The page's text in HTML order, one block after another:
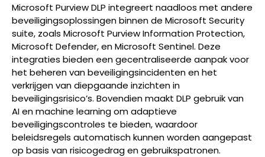
Microsoft Purview DLP integreert naadloos met andere
beveiligingsoplossingen binnen de Microsoft Security
suite, zoals Microsoft Purview Information Protection,
Microsoft Defender, en Microsoft Sentinel. Deze
integraties bieden een gecentraliseerde aanpak voor
het beheren van beveiligingsincidenten en het
verkrijgen van diepgaande inzichten in
beveiligingsrisico’s. Bovendien maakt DLP gebruik van
AI en machine learning om adaptieve
beveiligingscontroles te bieden, waardoor
beleidsregels automatisch kunnen worden aangepast
op basis van risicogedrag en gebruikspatronen.